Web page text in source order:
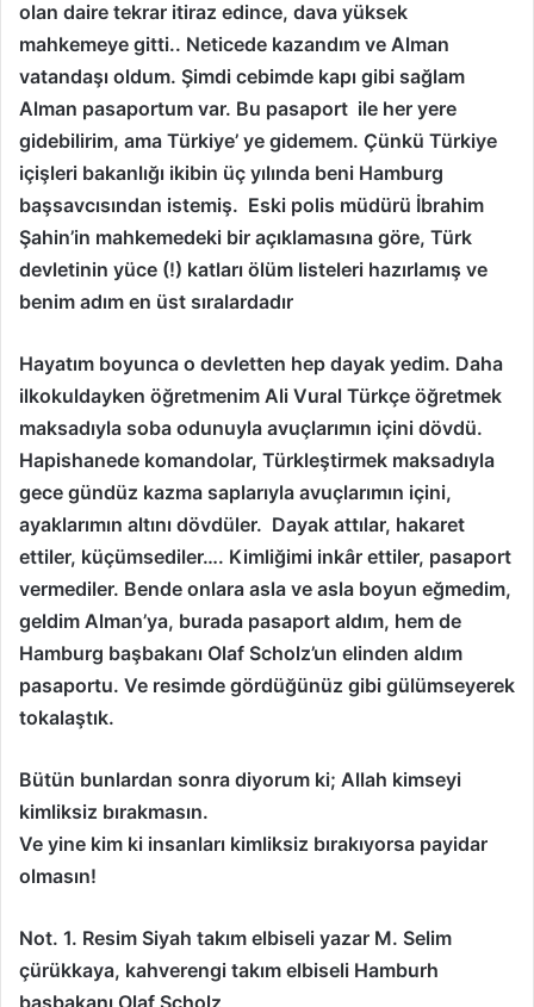
olan daire tekrar itiraz edince, dava yüksek
mahkemeye gitti.. Neticede kazandım ve Alman
vatandaşı oldum. Şimdi cebimde kapı gibi sağlam
Alman pasaportum var. Bu pasaport ile her yere
gidebilirim, ama Türkiye’ ye gidemem. Çünkü Türkiye
içişleri bakanlığı ikibin üç yılında beni Hamburg
başsavcısından istemiş. Eski polis müdürü İbrahim
Şahin’in mahkemedeki bir açıklamasına göre, Türk
devletinin yüce (!) katları ölüm listeleri hazırlamış ve
benim adım en üst sıralardadır
Hayatım boyunca o devletten hep dayak yedim. Daha
ilkokuldayken öğretmenim Ali Vural Türkçe öğretmek
maksadıyla soba odunuyla avuçlarımın içini dövdü.
Hapishanede komandolar, Türkleştirmek maksadıyla
gece gündüz kazma saplarıyla avuçlarımın içini,
ayaklarımın altını dövdüler. Dayak attılar, hakaret
ettiler, küçümsediler…. Kimliğimi inkâr ettiler, pasaport
vermediler. Bende onlara asla ve asla boyun eğmedim,
geldim Alman’ya, burada pasaport aldım, hem de
Hamburg başbakanı Olaf Scholz’un elinden aldım
pasaportu. Ve resimde gördüğünüz gibi gülümseyerek
tokalaştık.
Bütün bunlardan sonra diyorum ki; Allah kimseyi
kimliksiz bırakmasın.
Ve yine kim ki insanları kimliksiz bırakıyorsa payidar
olmasın!
Not. 1. Resim Siyah takım elbiseli yazar M. Selim
çürükkaya, kahverengi takım elbiseli Hamburh
başbakanı Olaf Scholz